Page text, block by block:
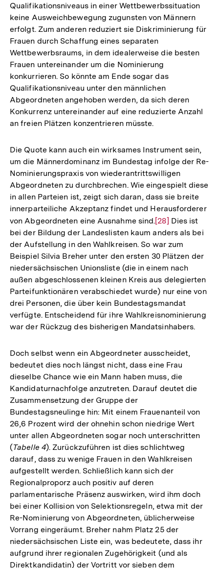
Qualifikationsniveaus in einer Wettbewerbssituation
keine Ausweichbewegung zugunsten von Männern
erfolgt. Zum anderen reduziert sie Diskriminierung für
Frauen durch Schaffung eines separaten
Wettbewerbsraums, in dem idealerweise die besten
Frauen untereinander um die Nominierung
konkurrieren. So könnte am Ende sogar das
Qualifikationsniveau unter den männlichen
Abgeordneten angehoben werden, da sich deren
Konkurrenz untereinander auf eine reduzierte Anzahl
an freien Plätzen konzentrieren müsste.
Die Quote kann auch ein wirksames Instrument sein,
um die Männerdominanz im Bundestag infolge der Re-
Nominierungspraxis von wiederantrittswilligen
Abgeordneten zu durchbrechen. Wie eingespielt diese
in allen Parteien ist, zeigt sich daran, dass sie breite
innerparteiliche Akzeptanz findet und Herausforderer
von Abgeordneten eine Ausnahme sind.Zur
Auflösung
der
Fußnote
[28] Dies ist
bei der Bildung der Landeslisten kaum anders als bei
der Aufstellung in den Wahlkreisen. So war zum
Beispiel Silvia Breher unter den ersten 30 Plätzen der
niedersächsischen Unionsliste (die in einem nach
außen abgeschlossenen kleinen Kreis aus delegierten
Parteifunktionären verabschiedet wurde) nur eine von
drei Personen, die über kein Bundestagsmandat
verfügte. Entscheidend für ihre Wahlkreisnominierung
war der Rückzug des bisherigen Mandatsinhabers.
Doch selbst wenn ein Abgeordneter ausscheidet,
bedeutet dies noch längst nicht, dass eine Frau
dieselbe Chance wie ein Mann haben muss, die
Kandidaturnachfolge anzutreten. Darauf deutet die
Zusammensetzung der Gruppe der
Bundestagsneulinge hin: Mit einem Frauenanteil von
26,6 Prozent wird der ohnehin schon niedrige Wert
unter allen Abgeordneten sogar noch unterschritten
(Tabelle 4). Zurückzuführen ist dies schlichtweg
darauf, dass zu wenige Frauen in den Wahlkreisen
aufgestellt werden. Schließlich kann sich der
Regionalproporz auch positiv auf deren
parlamentarische Präsenz auswirken, wird ihm doch
bei einer Kollision von Selektionsregeln, etwa mit der
Re-Nominierung von Abgeordneten, üblicherweise
Vorrang eingeräumt. Breher nahm Platz 25 der
niedersächsischen Liste ein, was bedeutete, dass ihr
aufgrund ihrer regionalen Zugehörigkeit (und als
Direktkandidatin) der Vortritt vor sieben dem